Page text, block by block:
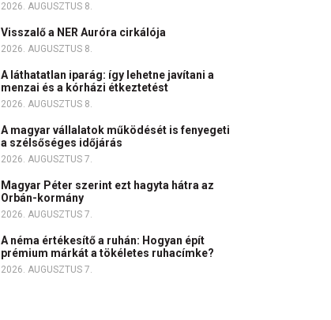
2026. AUGUSZTUS 8.
Visszalő a NER Auróra cirkálója
2026. AUGUSZTUS 8.
A láthatatlan iparág: így lehetne javítani a
menzai és a kórházi étkeztetést
2026. AUGUSZTUS 8.
A magyar vállalatok működését is fenyegeti
a szélsőséges időjárás
2026. AUGUSZTUS 7.
Magyar Péter szerint ezt hagyta hátra az
Orbán-kormány
2026. AUGUSZTUS 7.
A néma értékesítő a ruhán: Hogyan épít
prémium márkát a tökéletes ruhacímke?
2026. AUGUSZTUS 7.